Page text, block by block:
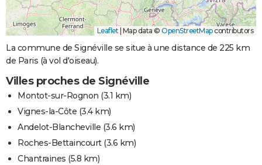
Leaflet Map data ©OpenStreetMapcontributors
La commune de Signéville se situe à une distance de 225 km
de Paris (à vol d'oiseau).
Villes proches de Signéville
Montot-sur-Rognon (3.1 km)
Vignes-la-Côte (3.4 km)
Andelot-Blancheville (3.6 km)
Roches-Bettaincourt(3.6 km)
Chantraines (5.8 km)